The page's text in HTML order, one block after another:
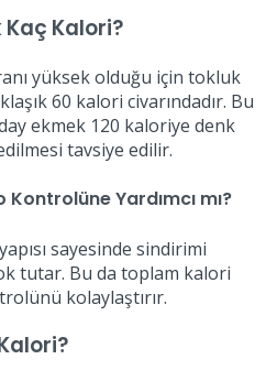
Kalori?
yüksek olduğu için tokluk
60 kalori civarındadır. Bu
ekmek 120 kaloriye denk
tavsiye edilir.
Yardımcı mı?
sayesinde sindirimi
tutar. Bu da toplam kalori
kolaylaştırır.